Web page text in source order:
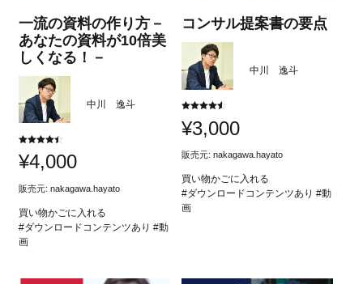
一流の資料の作り方－
あなたの資料が10倍美
しくなる！－
中川 逸斗
4.50
の評価
¥4,000
販売元: nakagawa.hayato
買い物かごに入れる
#ダウンロードコンテンツあり #動
画
コンサル提案書の要点
中川 逸斗
4.50
の評価
¥3,000
販売元:nakagawa.hayato
買い物かごに入れる
#ダウンロードコンテンツあり #動
画